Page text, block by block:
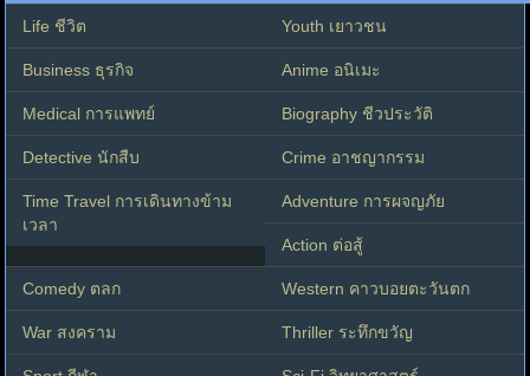
Life ชีวิต Youth เยาวชน
Business ธุรกิจ Anime อนิเมะ
Medical การแพทย์ Biography ชีวประวัติ
Detective นักสืบ Crime อาชญากรรม
Time Travel การเดินทางข้าม
เวลา
Adventure การผจญภัย
Action ต่อสู้
Comedy ตลก Western คาวบอยตะวันตก
War สงคราม Thriller ระทึกขวัญ